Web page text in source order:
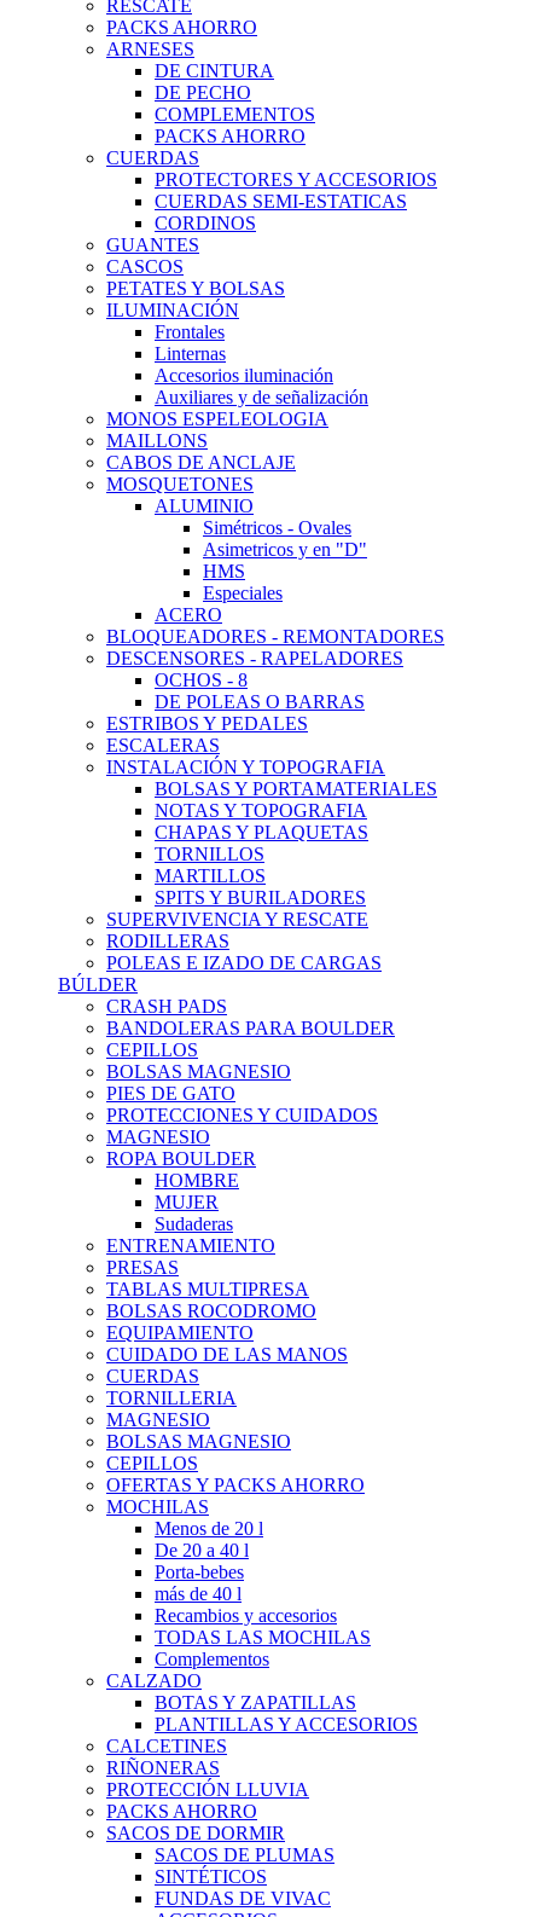
RESCATE
PACKS AHORRO
ARNESES
DE CINTURA
DE PECHO
COMPLEMENTOS
PACKS AHORRO
CUERDAS
PROTECTORES Y ACCESORIOS
CUERDAS SEMI-ESTATICAS
CORDINOS
GUANTES
CASCOS
PETATES Y BOLSAS
ILUMINACIÓN
Frontales
Linternas
Accesorios iluminación
Auxiliares y de señalización
MONOS ESPELEOLOGIA
MAILLONS
CABOS DE ANCLAJE
MOSQUETONES
ALUMINIO
Simétricos - Ovales
Asimetricos y en "D"
HMS
Especiales
ACERO
BLOQUEADORES - REMONTADORES
DESCENSORES - RAPELADORES
OCHOS - 8
DE POLEAS O BARRAS
ESTRIBOS Y PEDALES
ESCALERAS
INSTALACIÓN Y TOPOGRAFIA
BOLSAS Y PORTAMATERIALES
NOTAS Y TOPOGRAFIA
CHAPAS Y PLAQUETAS
TORNILLOS
MARTILLOS
SPITS Y BURILADORES
SUPERVIVENCIA Y RESCATE
RODILLERAS
POLEAS E IZADO DE CARGAS
BÚLDER
CRASH PADS
BANDOLERAS PARA BOULDER
CEPILLOS
BOLSAS MAGNESIO
PIES DE GATO
PROTECCIONES Y CUIDADOS
MAGNESIO
ROPA BOULDER
HOMBRE
MUJER
Sudaderas
ENTRENAMIENTO
PRESAS
TABLAS MULTIPRESA
BOLSAS ROCODROMO
EQUIPAMIENTO
CUIDADO DE LAS MANOS
CUERDAS
TORNILLERIA
MAGNESIO
BOLSAS MAGNESIO
CEPILLOS
OFERTAS Y PACKS AHORRO
MOCHILAS
Menos de 20 l
De 20 a 40 l
Porta-bebes
más de 40 l
Recambios y accesorios
TODAS LAS MOCHILAS
Complementos
CALZADO
BOTAS Y ZAPATILLAS
PLANTILLAS Y ACCESORIOS
CALCETINES
RIÑONERAS
PROTECCIÓN LLUVIA
PACKS AHORRO
SACOS DE DORMIR
SACOS DE PLUMAS
SINTÉTICOS
FUNDAS DE VIVAC